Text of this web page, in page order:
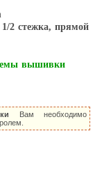
2 стежка, прямой
вышивки
Вам необходимо